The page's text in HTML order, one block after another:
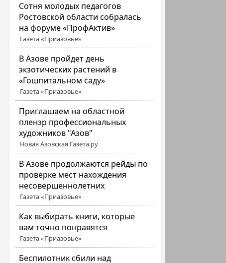
Сотня молодых педагогов
Ростовской области собралась
на форуме «ПрофАктив»
Газета «Приазовье»
В Азове пройдет день
экзотических растений в
«Гошпитальном саду»
Газета «Приазовье»
Приглашаем на областной
пленэр профессиональных
художников "Азов"
Новая Азовская Газета.ру
В Азове продолжаются рейды по
проверке мест нахождения
несовершеннолетних
Газета «Приазовье»
Как выбирать книги, которые
вам точно понравятся
Газета «Приазовье»
Беспилотник сбили над